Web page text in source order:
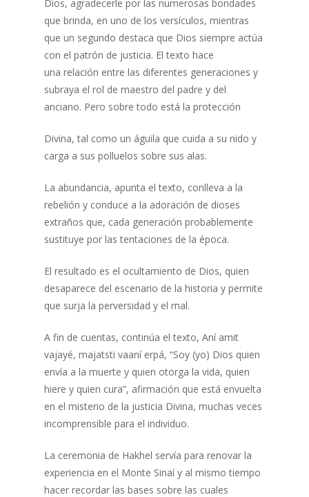
Dios, agradecerle por las numerosas bondades
que brinda, en uno de los versículos, mientras
que un segundo destaca que Dios siempre actúa
con el patrón de justicia. El texto hace
una relación entre las diferentes generaciones y
subraya el rol de maestro del padre y del
anciano. Pero sobre todo está la protección
Divina, tal como un águila que cuida a su nido y
carga a sus polluelos sobre sus alas.
La abundancia, apunta el texto, conlleva a la
rebelión y conduce a la adoración de dioses
extraños que, cada generación probablemente
sustituye por las tentaciones de la época.
El resultado es el ocultamiento de Dios, quien
desaparece del escenario de la historia y permite
que surja la perversidad y el mal.
A fin de cuentas, continúa el texto, Aní amit
vajayé, majatsti vaaní erpá, “Soy (yo) Dios quien
envía a la muerte y quien otorga la vida, quien
hiere y quien cura”, afirmación que está envuelta
en el misterio de la justicia Divina, muchas veces
incomprensible para el individuo.
La ceremonia de Hakhel servía para renovar la
experiencia en el Monte Sinaí y al mismo tiempo
hacer recordar las bases sobre las cuales